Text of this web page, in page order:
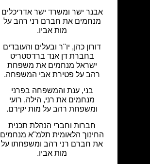
אבנר ישר ומשרד ישר אדריכלים
מנחמים את חברם רני רהב על
מות אביו.
דורון כהן, יו"ר ובעלים והעובדים
בחברת דן אנד ברדסטריט
ישראל מנחמים את משפחת
רהב על פטירת אבי המשפחה.
בני, ענת והמשפחה בפרני
מנחמים את רני, הילה, רועי
ומשפחת רהב על מות יקירם.
חברות וחברי הנהלת תכנית
החינוך הלאומית תלמ"א מנחמים
את חברם רני רהב ומשפחתו על
מות אביו.